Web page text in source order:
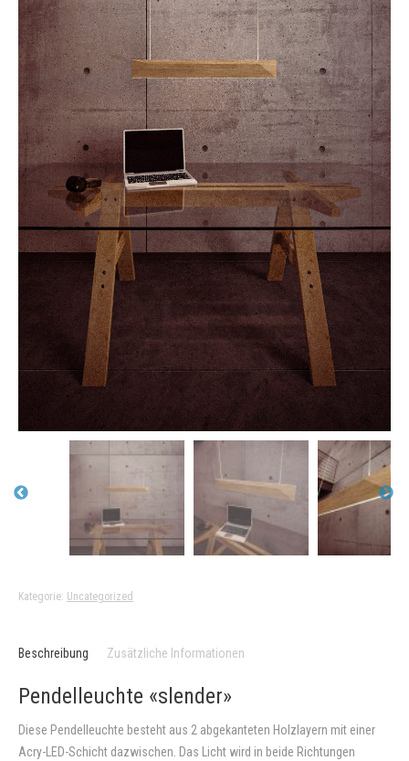
Kategorie: Uncategorized
Beschreibung Zusätzliche Informationen
Pendelleuchte «slender»
Diese Pendelleuchte besteht aus 2 abgekanteten Holzlayern mit einer
Acry-LED-Schicht dazwischen. Das Licht wird in beide Richtungen